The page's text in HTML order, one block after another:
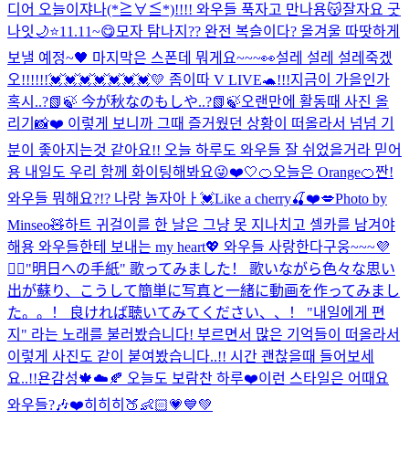
디어 오늘이쟈나(*≧∀≦*)!!!! 와우들 푹자고 만나용😽잘자요 굿
나잇🌙⭐️11.11~😋모자 탐나지?? 완전 복슬이다? 올겨울 따땃하게
보낼 예정~🖤 마지막은 스폰데 뭐게요~~~👀설레 설레 설레죽겠
오!!!!!!💓💓💓💓💓💓💓💛 좀이따 V LIVE🐢!!!지금이 가을인가
혹시..?📗🍃 今が秋なのもしや..?📗🍃오랜만에 활동때 사진 올
리기📸❤️ 이렇게 보니까 그때 즐거웠던 상황이 떠올라서 넘넘 기
분이 좋아지는것 같아요!! 오늘 하루도 와우들 잘 쉬었을거라 믿어
용 내일도 우리 함께 화이팅해봐요😜❤️🤍🍊오늘은 Orange🍊짠!
와우들 뭐해요?!? 나랑 놀자아ㅏ💓Like a cherry🍒❤️💋Photo by
Minseo🧸하트 귀걸이를 한 날은 그냥 못 지나치고 셀카를 남겨야
해용 와우들한테 보내는 my heart💖 와우들 사랑한다구웅~~~💜
🙆‍♀️"明日への手紙" 歌ってみました！ 歌いながら色々な思い
出が蘇り、こうして簡単に写真と一緒に動画を作ってみまし
た。。！ 良ければ聴いてみてください、、！ "내일에게 편
지" 라는 노래를 불러봤습니다! 부르면서 많은 기억들이 떠올라서
이렇게 사진도 같이 붙여봤습니다..!! 시간 괜찮을때 들어보세
요..!!욘감성🍁☁️🍂 오늘도 보람찬 하루❤️이런 스타일은 어때요
와우들?🎶❤️히히히🍑👶🏻💗💙💚